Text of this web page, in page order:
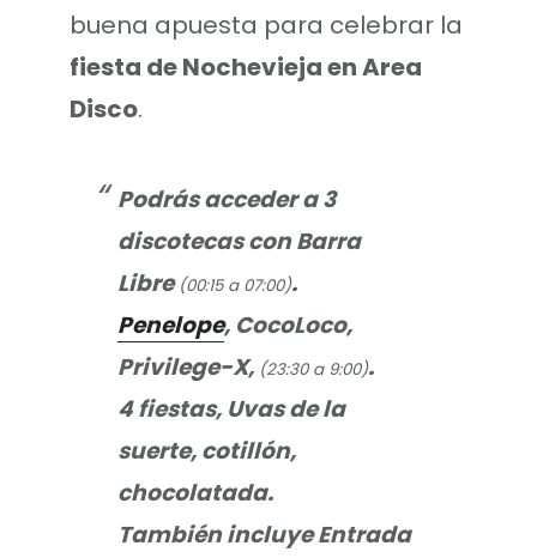
buena apuesta para celebrar la
fiesta de Nochevieja en Area
Disco.
Podrás acceder a 3
discotecas con Barra
Libre (00:15 a 07:00).
Penelope, CocoLoco,
Privilege-X, (23:30 a 9:00).
4 fiestas, Uvas de la
suerte, cotillón,
chocolatada.
También incluye Entrada